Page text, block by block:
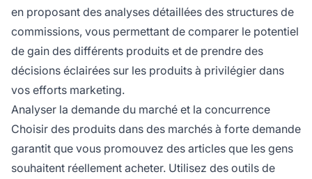
en proposant des analyses détaillées des structures de
commissions, vous permettant de comparer le potentiel
de gain des différents produits et de prendre des
décisions éclairées sur les produits à privilégier dans
vos efforts marketing.
Analyser la demande du marché et la concurrence
Choisir des produits dans des marchés à forte demande
garantit que vous promouvez des articles que les gens
souhaitent réellement acheter. Utilisez des outils de